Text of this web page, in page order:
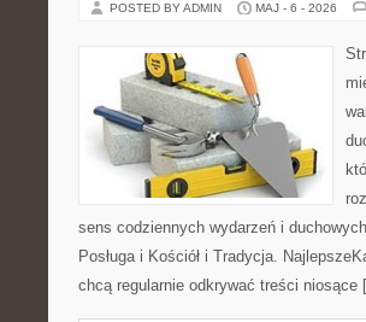
POSTED BY ADMIN MAJ - 6 - 2026
sens codziennych wydarzeń i
Posługa i Kościół i Tradycja.
chcą regularnie odkrywać treści niosące